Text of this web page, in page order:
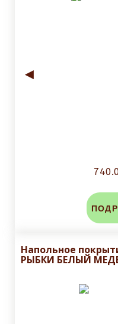
◄
Напольное
РЫБКИ БЕЛЫЙ